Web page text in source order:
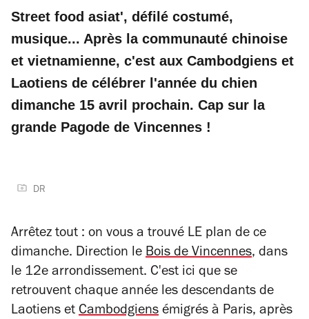
Street food asiat', défilé costumé,
musique... Après la communauté chinoise
et vietnamienne, c'est aux Cambodgiens et
Laotiens de célébrer l'année du chien
dimanche 15 avril prochain. Cap sur la
grande Pagode de Vincennes !
DR
Arrêtez tout : on vous a trouvé LE plan de ce
dimanche. Direction le Bois de Vincennes, dans
le 12e arrondissement. C'est ici que se
retrouvent chaque année les descendants de
Laotiens et Cambodgiens émigrés à Paris, après